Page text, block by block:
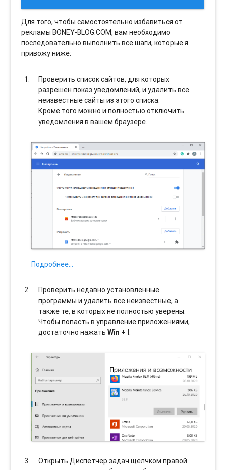
Для того, чтобы самостоятельно избавиться от
рекламы BONEY-BLOG.COM, вам необходимо
последовательно выполнить все шаги, которые я
привожу ниже:
Проверить список сайтов, для которых
разрешен показ уведомлений, и удалить все
неизвестные сайты из этого списка.
Кроме того можно и полностью отключить
уведомления в вашем браузере.
Подробнее…
Проверить недавно установленные
программы и удалить все неизвестные, а
также те, в которых не полностью уверены.
Чтобы попасть в управление приложениями,
достаточно нажатьWin + I.
Открыть Диспетчер задач щелчком правой